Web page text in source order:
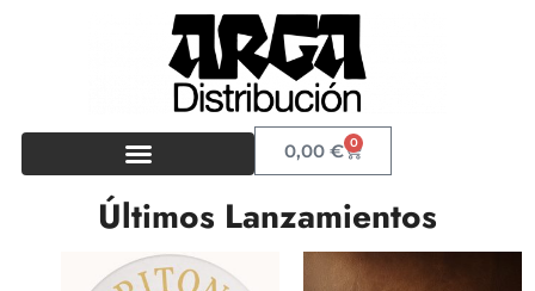
0,00€ 0
Últimos Lanzamientos